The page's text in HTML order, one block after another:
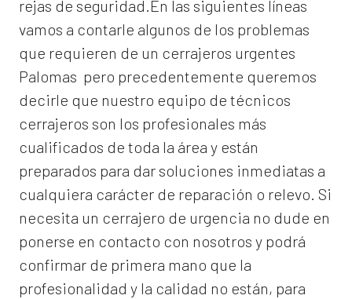
rejas de seguridad.En las siguientes líneas
vamos a contarle algunos de los problemas
que requieren de un cerrajeros urgentes
Palomas pero precedentemente queremos
decirle que nuestro equipo de técnicos
cerrajeros son los profesionales más
cualificados de toda la área y están
preparados para dar soluciones inmediatas a
cualquiera carácter de reparación o relevo. Si
necesita un cerrajero de urgencia no dude en
ponerse en contacto con nosotros y podrá
confirmar de primera mano que la
profesionalidad y la calidad no están, para